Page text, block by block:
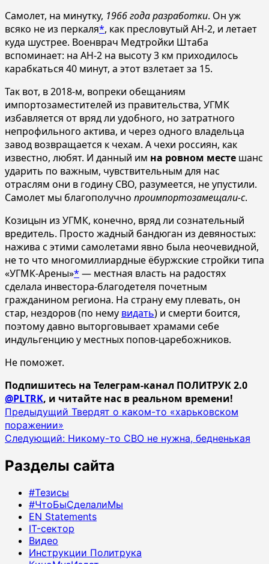
Самолет, на минутку, 1966 года разработки. Он уж
всяко не из перкаля*, как пресловутый АН-2, и летает
куда шустрее. Военврач Медтройки Штаба
вспоминает: на АН-2 на высоту 3 км приходилось
карабкаться 40 минут, а этот взлетает за 15.
Так вот, в 2018-м, вопреки обещаниям
импортозаместителей из правительства, УГМК
избавляется от вряд ли удобного, но затратного
непрофильного актива, и через одного владельца
завод возвращается к чехам. А чехи россиян, как
известно, любят. И данный им на ровном месте шанс
ударить по важным, чувствительным для нас
отраслям они в годину СВО, разумеется, не упустили.
Самолет мы благополучно проимпортозамещали-с.
Козицын из УГМК, конечно, вряд ли сознательный
вредитель. Просто жадный бандюган из девяностых:
нажива с этими самолетами явно была неочевидной,
не то что многомиллиардные ёбуржские стройки типа
«УГМК-Арены»* — местная власть на радостях
сделала инвестора-благодетеля почетным
гражданином региона. На страну ему плевать, он
стар, нездоров (по нему видать) и смерти боится,
поэтому давно выторговывает храмами себе
индульгенцию у местных попов-царебожников.
Не поможет.
Подпишитесь на Телеграм-канал ПОЛИТРУК 2.0
@PLTRK, и читайте нас в реальном времени!
Навигация
записи
Предыдущий Твердят о каком-то «харьковском
поражении»
Следующий: Никому-то СВО не нужна, бедненькая
Разделы сайта
#Тезисы
#ЧтоБыСделалиМы
EN Statements
IT-сектор
Видео
Инструкции Политрука